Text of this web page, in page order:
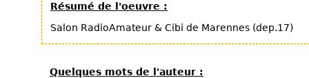
Résumé de l'oeuvre :
Salon RadioAmateur & Cibi de Marennes (dep.17)
Quelques mots de l'auteur :